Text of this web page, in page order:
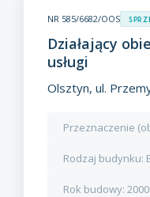
NR 585/6682/OOS
Działający
usługi
Olsztyn, ul.
Przeznaczenie
Rodzaj budynku:
Rok budowy: 2000